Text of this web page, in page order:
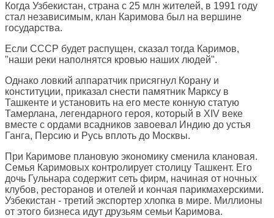
Когда Узбекистан, страна с 25 млн жителей, в 1991 году
стал независимым, клан Каримова был на вершине
государства.
Если СССР будет распущен, сказал тогда Каримов,
"наши реки наполнятся кровью наших людей".
Однако ловкий аппаратчик присягнул Корану и
конституции, приказал снести памятник Марксу в
Ташкенте и установить на его месте конную статую
Тамерлана, легендарного героя, который в XIV веке
вместе с ордами всадников завоевал Индию до устья
Ганга, Персию и Русь вплоть до Москвы.
При Каримове плановую экономику сменила клановая.
Семья Каримовых контролирует столицу Ташкент. Его
дочь Гульнара содержит сеть фирм, начиная от ночных
клубов, ресторанов и отелей и кончая парикмахерскими.
Узбекистан - третий экспортер хлопка в мире. Миллионы
от этого бизнеса идут друзьям семьи Каримова.